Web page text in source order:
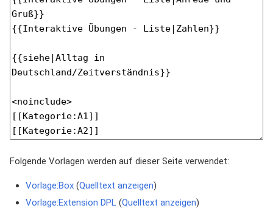
Folgende Vorlagen werden auf dieser Seite verwendet:
Vorlage:Box(Quelltext anzeigen)
Vorlage:Extension DPL(Quelltext anzeigen)